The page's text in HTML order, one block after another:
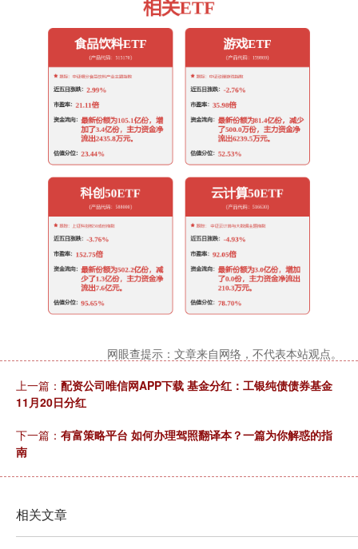
网眼查提示：文章来自网络，不代表本站观点。
上一篇： 配资公司唯信网APP下载 基金分红：工银纯债债券基金
11月20日分红
下一篇： 有富策略平台 如何办理驾照翻译本？一篇为你解惑的指
南
相关文章